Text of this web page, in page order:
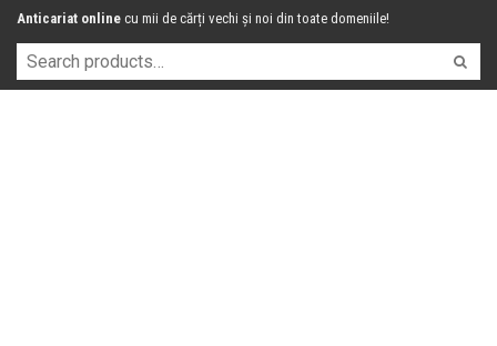
Anticariat online cu mii de cărți vechi și noi din toate domeniile!